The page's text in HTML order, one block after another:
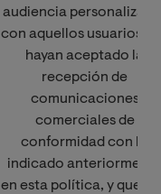
audiencia
con aquellos usuarios
hayan aceptado la
recepción de
comunicaciones
comerciales de
conformidad con lo
indicado anteriormente
en esta política, y que a